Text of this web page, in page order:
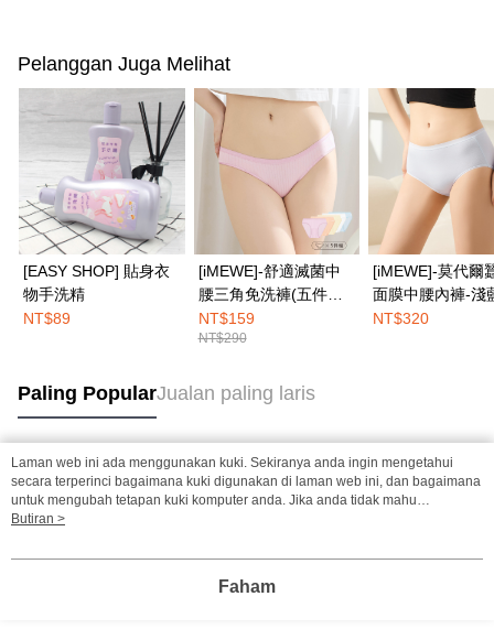
Pelanggan Juga Melihat
[EASY SHOP] 貼身衣
物手洗精
NT$89
[iMEWE]-舒適滅菌中
腰三角免洗褲(五件組)-
粉彩繽紛色
NT$159
NT$290
[iMEWE]-莫代爾
面膜中腰內褲-淺
NT$320
Paling PopularJualan paling laris
Tag Popular
Laman web ini ada menggunakan kuki. Sekiranya anda ingin mengetahui
secara terperinci bagaimana kuki digunakan di laman web ini, dan bagaimana
untuk mengubah tetapan kuki komputer anda. Jika anda tidak mahu
menggunakan kuki di komputer anda, sila rujuk penerangan mengenai kuki.
mengetahui secara terperinci bagaimana kuki digunakan di laman web ini,
mahu menggunakan kuki di komputer anda, sila rujuk penerangan mengenai
Butiran >
Faham